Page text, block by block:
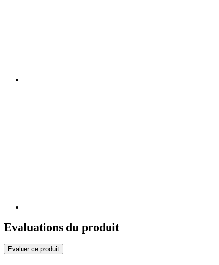
Evaluations du produit
Evaluer ce produit